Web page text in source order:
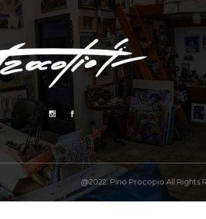
@2022. Pino Procopio All Rights